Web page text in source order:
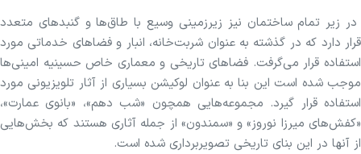
در زیر تمام ساختمان نیز زیرزمینی وسیع با طاق‌ها و گنبد‌های متعدد
قرار دارد که در گذشته به عنوان شربت‌خانه، انبار و فضا‌های خدماتی مورد
استفاده قرار می‌گرفت. فضا‌های تاریخی و معماری خاص حسینیه امینی‌ها
موجب شده است این بنا به عنوان لوکیشن بسیاری از آثار تلویزیونی مورد
استفاده قرار گیرد. مجموعه‌هایی همچون «شب دهم»، «بانوی عمارت»،
«کفش‌های میرزا نوروز» و «سمندون» از جمله آثاری هستند که بخش‌هایی
از آنها در این بنای تاریخی تصویربرداری شده است.